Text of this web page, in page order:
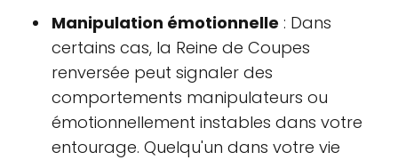
Manipulation émotionnelle : Dans
certains cas, la Reine de Coupes
renversée peut signaler des
comportements manipulateurs ou
émotionnellement instables dans votre
entourage. Quelqu'un dans votre vie